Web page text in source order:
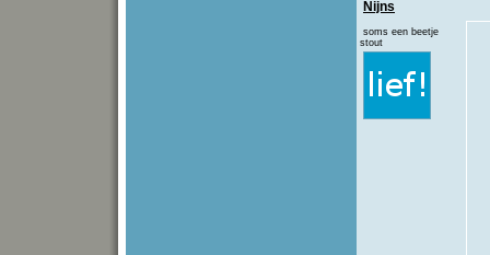
Nijns
soms een beetje
stout